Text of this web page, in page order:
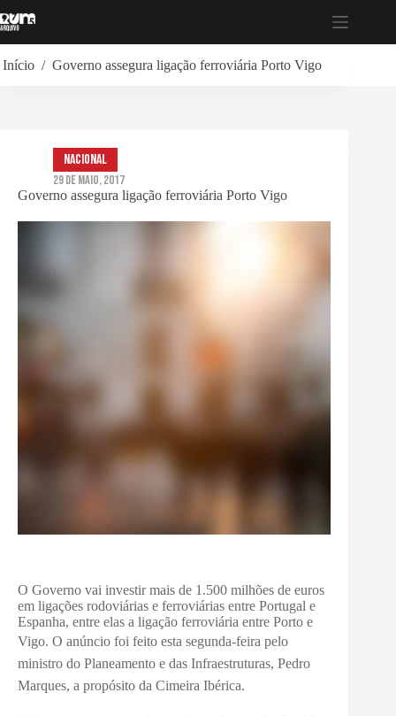
para
Início / Governo assegura ligação ferroviária Porto Vigo
Governo assegura ligação ferroviária Porto Vigo
Nacional
29 de Maio, 2017
O Governo vai investir mais de 1.500 milhões de euros
em ligações rodoviárias e ferroviárias entre Portugal e
Espanha, entre elas a ligação ferroviária entre Porto e
Vigo. O anúncio foi feito esta segunda-feira pelo
ministro do Planeamento e das Infraestruturas, Pedro
Marques, a propósito da Cimeira Ibérica.